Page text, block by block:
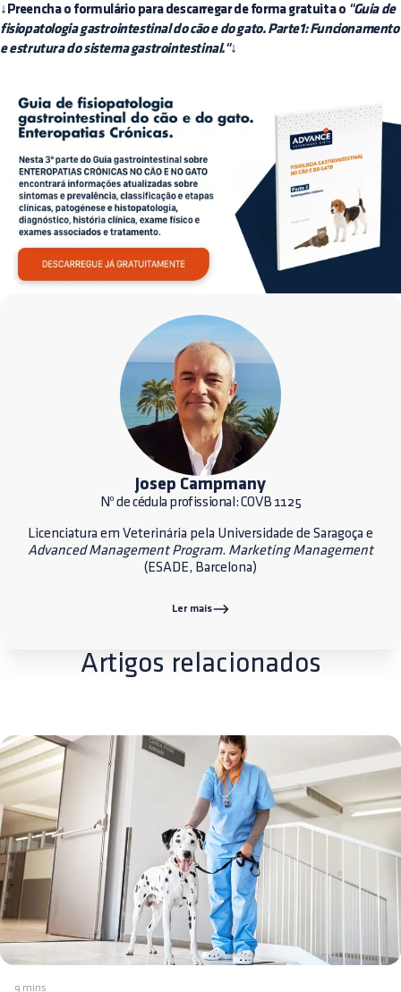
↓Preencha o formulário para descarregar de forma gratuita o "Guia de
fisiopatologia gastrointestinal do cão e do gato. Parte1: Funcionamento
e estrutura do sistema gastrointestinal."↓
Josep Campmany
Nº de cédula profissional: COVB 1125
Licenciatura em Veterinária pela Universidade de Saragoça e
Advanced Management Program. Marketing Management
(ESADE, Barcelona)
Ler mais
Artigos relacionados
9 mins